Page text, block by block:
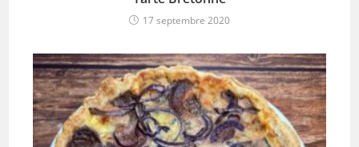
17 septembre 2020